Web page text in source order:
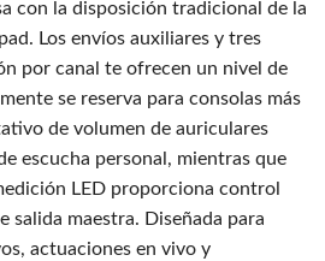
con la disposición tradicional de la
Los envíos auxiliares y tres
por canal te ofrecen un nivel de
se reserva para consolas más
de volumen de auriculares
escucha personal, mientras que
LED proporciona control
salida maestra. Diseñada para
actuaciones en vivo y